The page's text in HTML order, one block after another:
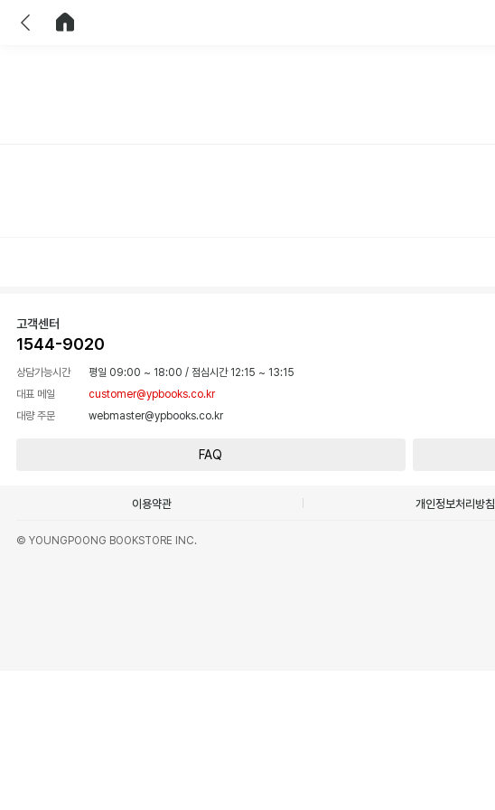
고객센터
1544-9020
상담가능시간 평일 09:00 ~ 18:00 / 점심시간 12:15 ~ 13:15
대표 메일
customer@ypbooks.co.kr
대량 주문
webmaster@ypbooks.co.kr
FAQ
이용약관 개인정보처리방침
© YOUNGPOONG BOOKSTORE INC.